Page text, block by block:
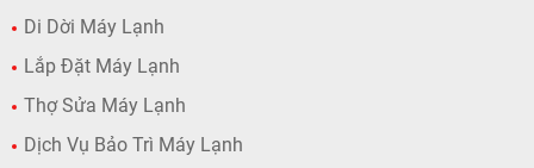
Di Dời Máy Lạnh
Lắp Đặt Máy Lạnh
Thợ Sửa Máy Lạnh
Dịch Vụ Bảo Trì Máy Lạnh